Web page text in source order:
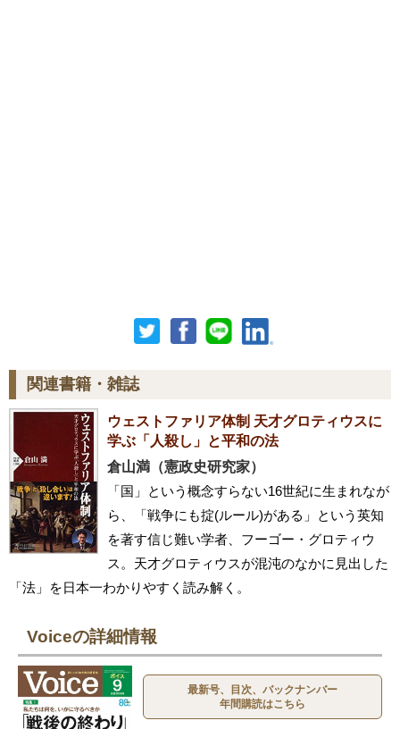
関連書籍・雑誌
ウェストファリア体制 天才グロティウスに
学ぶ「人殺し」と平和の法
倉山満（憲政史研究家）
「国」という概念すらない16世紀に生まれなが
ら、「戦争にも掟(ルール)がある」という英知
を著す信じ難い学者、フーゴー・グロティウ
ス。天才グロティウスが混沌のなかに見出した
「法」を日本一わかりやすく読み解く。
Voiceの詳細情報
最新号、目次、バックナンバー
年間購読はこちら